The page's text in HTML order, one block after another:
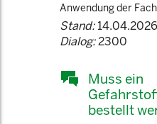
Anwendung der
Stand:14.04.2026
Dialog:2300
Muss ein
bestellt